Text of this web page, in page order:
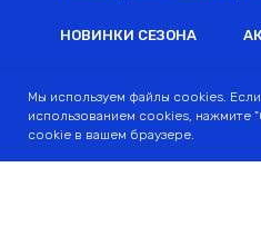
НОВИНКИ СЕЗОНА
ПОЛИТИКА
Мы используем файлы cookies.
использованием cookies, нажмите
cookie в вашем браузере.